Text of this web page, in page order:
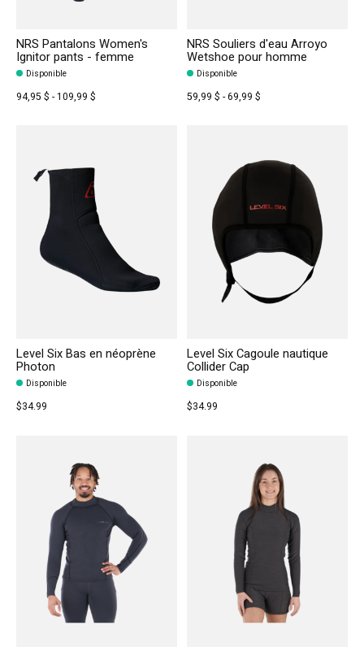
NRS Pantalons Women's
Ignitor pants - femme
Disponible
94,95 $ - 109,99 $
NRS Souliers d'eau Arroyo
Wetshoe pour homme
Disponible
59,99 $ - 69,99 $
Level Six Bas en néoprène
Photon
Disponible
$34.99
Level Six Cagoule nautique
Collider Cap
Disponible
$34.99